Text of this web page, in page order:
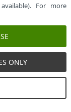
ESET ESET
For more
ONLY